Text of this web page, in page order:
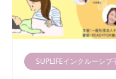
SUPLIFEインクルーシブ